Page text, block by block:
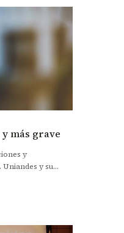
más grave
y
y su